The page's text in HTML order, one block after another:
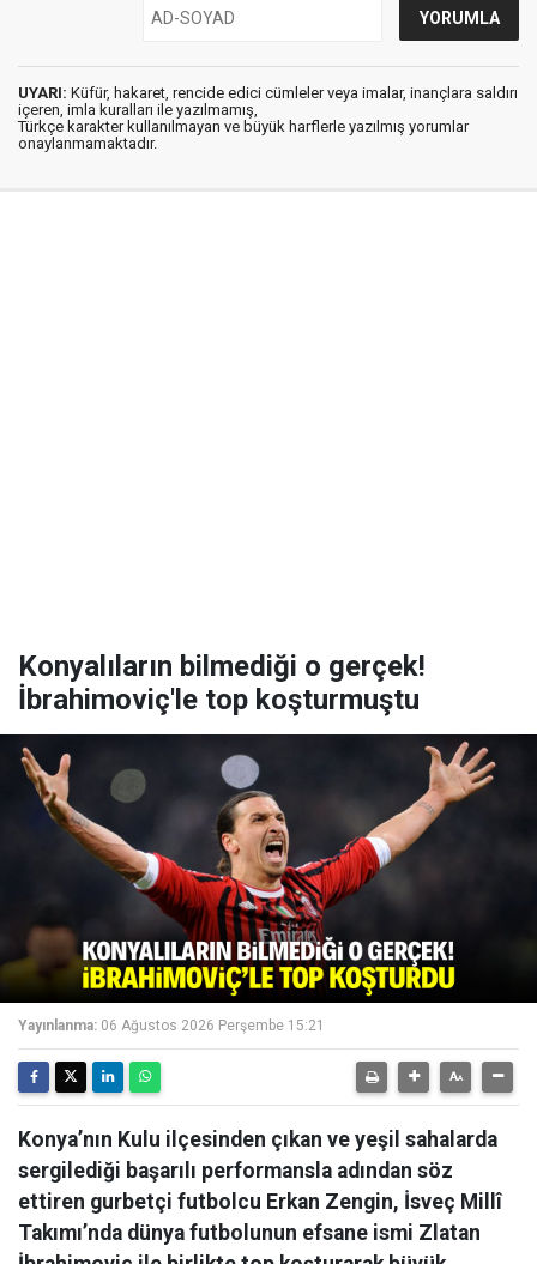
UYARI: Küfür, hakaret, rencide edici cümleler veya imalar, inançlara saldırı
içeren, imla kuralları ile yazılmamış,
Türkçe karakter kullanılmayan ve büyük harflerle yazılmış yorumlar
onaylanmamaktadır.
Konyalıların bilmediği o gerçek!
İbrahimoviç'le top koşturmuştu
Yayınlanma: 06 Ağustos 2026 Perşembe 15:21
Konya’nın Kulu ilçesinden çıkan ve yeşil sahalarda
sergilediği başarılı performansla adından söz
ettiren gurbetçi futbolcu Erkan Zengin, İsveç Millî
Takımı’nda dünya futbolunun efsane ismi Zlatan